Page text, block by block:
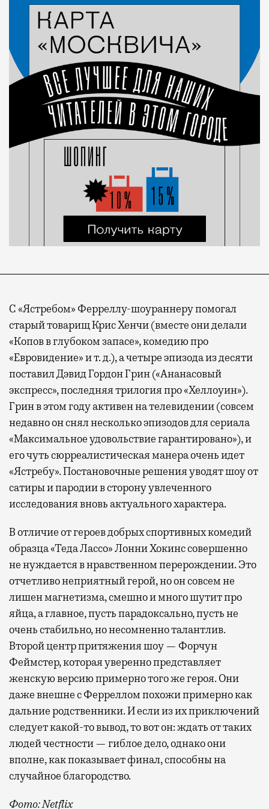
С «Ястребом» Ферреллу-шоураннеру помогал
старый товарищ Крис Хенчи (вместе они делали
«Копов в глубоком запасе», комедию про
«Евровидение» и т. д.), а четыре эпизода из десяти
поставил Дэвид Гордон Грин («Ананасовый
экспресс», последняя трилогия про «Хеллоуин»).
Грин в этом году активен на телевидении (совсем
недавно он снял несколько эпизодов для сериала
«Максимальное удовольствие гарантировано»), и
его чуть сюрреалистическая манера очень идет
«Ястребу». Постановочные решения уводят шоу от
сатиры и пародии в сторону увлеченного
исследования вновь актуального характера.
В отличие от героев добрых спортивных комедий
образца «Теда Лассо» Лонни Хокинс совершенно
не нуждается в нравственном перерождении. Это
отчетливо неприятный герой, но он совсем не
лишен магнетизма, смешно и много шутит про
яйца, а главное, пусть парадоксально, пусть не
очень стабильно, но несомненно талантлив.
Второй центр притяжения шоу — Форчун
Феймстер, которая уверенно представляет
женскую версию примерно того же героя. Они
даже внешне с Ферреллом похожи примерно как
дальние родственники. И если из их приключений
следует какой-то вывод, то вот он: ждать от таких
людей честности — гиблое дело, однако они
вполне, как показывает финал, способны на
случайное благородство.
Фото: Netflix